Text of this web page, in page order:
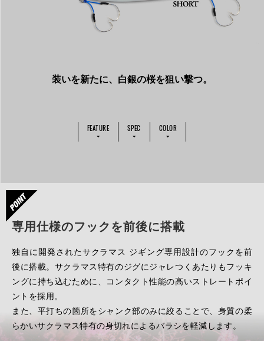
装いを新たに、白銀の桜を狙い撃つ。
FEATURE SPEC COLOR
専用仕様のフックを前後に搭載
独自に開発されたサクラマス ジギング専用設計のフックを前
後に搭載。サクラマス特有のジグにジャレつくあたりもフッキ
ングに持ち込むために、コンタクト性能の高いストレートポイ
ントを採用。
また、平打ちの箇所をシャンク部のみに絞ることで、身質の柔
らかいサクラマス特有の身切れによるバラシを軽減します。